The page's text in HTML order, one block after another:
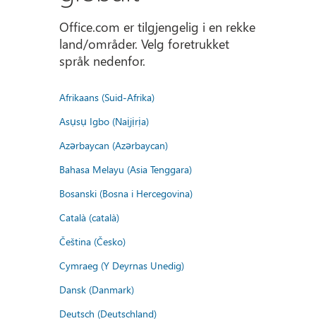
Office.com er tilgjengelig i en rekke
land/områder. Velg foretrukket
språk nedenfor.
Afrikaans (Suid-Afrika)
Asụsụ Igbo (Naịjịrịa)
Azərbaycan (Azərbaycan)
Bahasa Melayu (Asia Tenggara)
Bosanski (Bosna i Hercegovina)
Català (català)
Čeština (Česko)
Cymraeg (Y Deyrnas Unedig)
Dansk (Danmark)
Deutsch (Deutschland)